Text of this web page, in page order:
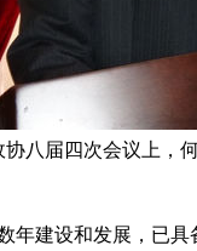
协八届四次会议上，
年建设和发展，已